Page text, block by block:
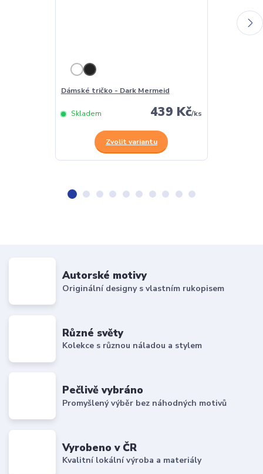
Dámské tričko - Dark Mermeid
439 Kč/ks
Skladem
Zvolit variantu
Autorské motivy
Originální designy s vlastním rukopisem
Různé světy
Kolekce s různou náladou a stylem
Pečlivě vybráno
Promyšlený výběr bez náhodných motivů
Vyrobeno v ČR
Kvalitní lokální výroba a materiály